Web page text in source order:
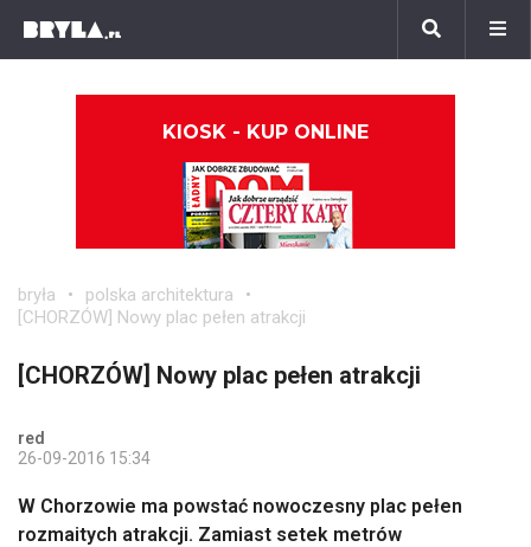
KIOSK - KUP ONLINE
bryła
polska architektura
[CHORZÓW] Nowy plac pełen atrakcji
[CHORZÓW] Nowy plac pełen atrakcji
red
26-09-2016 15:34
W Chorzowie ma powstać nowoczesny plac pełen
rozmaitych atrakcji. Zamiast setek metrów